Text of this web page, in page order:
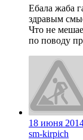
Ебала жаба
здравым
Что не
по поводу
18 июня
sm-kirpich